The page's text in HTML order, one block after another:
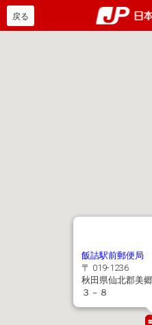
戻る
飯詰駅前郵便局
〒 019-1236
秋田県仙北郡美
３－８